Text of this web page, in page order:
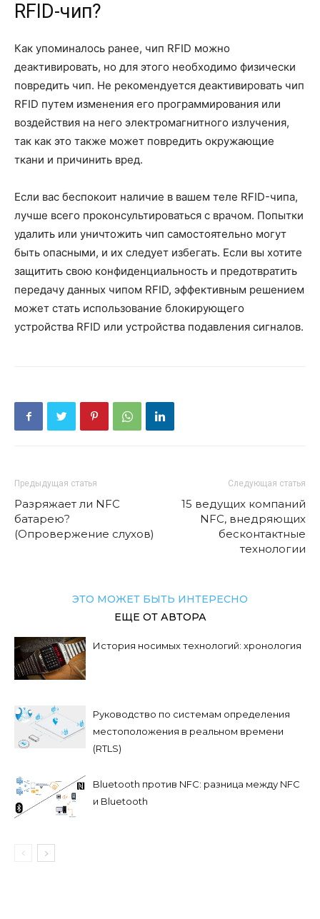
RFID-чип?
Как упоминалось ранее, чип RFID можно
деактивировать, но для этого необходимо физически
повредить чип. Не рекомендуется деактивировать чип
RFID путем изменения его программирования или
воздействия на него электромагнитного излучения,
так как это также может повредить окружающие
ткани и причинить вред.
Если вас беспокоит наличие в вашем теле RFID-чипа,
лучше всего проконсультироваться с врачом. Попытки
удалить или уничтожить чип самостоятельно могут
быть опасными, и их следует избегать. Если вы хотите
защитить свою конфиденциальность и предотвратить
передачу данных чипом RFID, эффективным решением
может стать использование блокирующего
устройства RFID или устройства подавления сигналов.
Предыдущая статья
Разряжает ли NFC
батарею?
(Опровержение слухов)
Следующая статья
15 ведущих компаний
NFC, внедряющих
бесконтактные
технологии
ЭТО МОЖЕТ БЫТЬ ИНТЕРЕСНО
ЕЩЕ ОТ АВТОРА
История носимых технологий: хронология
Руководство по системам определения
местоположения в реальном времени
(RTLS)
Bluetooth против NFC: разница между NFC
и Bluetooth